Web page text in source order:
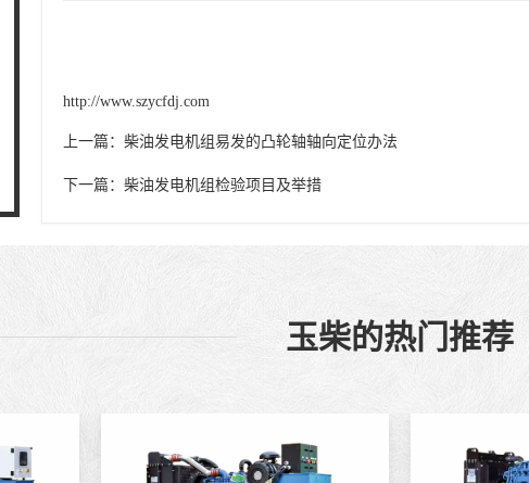
http://www.szycfdj.com
上一篇： 柴油发电机组易发的凸轮轴轴向定位办法
下一篇： 柴油发电机组检验项目及举措
玉柴的热门推荐